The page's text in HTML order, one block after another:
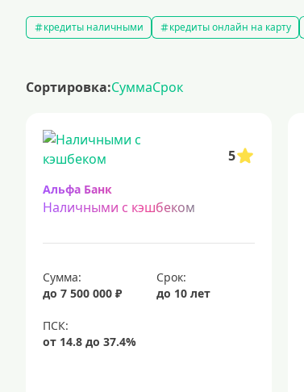
кредиты наличными кредиты онлайн на карту
кредит на 200000 рублей
срочный кредит
Сортировка:СуммаСрок
5
Альфа Банк
Наличными с кэшбеком
Сумма:
до 7 500 000 ₽
Срок:
до 10 лет